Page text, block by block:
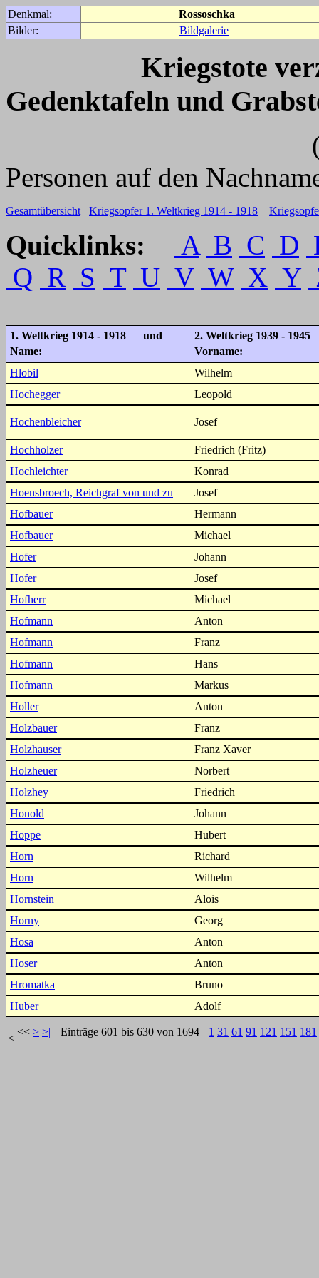
Denkmal:
Rossoschka
Bilder:
Bildgalerie
Kriegstote
Gedenktafeln und
(Für weitere
Personen auf den
Gesamtübersicht Kriegsopfer 1. Weltkrieg 1914 - 1918
Quicklinks: A B C D
Q R S T U V W X Y
1. Weltkrieg 1914 - 1918 und
2. Weltkrieg 1939 - 1945
Name:
Vorname:
Hlobil
Wilhelm
Hochegger
Leopold
Hochenbleicher Josef
Hochholzer
Friedrich (Fritz)
Hochleichter
Konrad
Hoensbroech, Reichgraf von und zu
Josef
Hofbauer
Hermann
Hofbauer
Michael
Hofer
Johann
Hofer
Josef
Hofherr
Michael
Hofmann
Anton
Hofmann
Franz
Hofmann
Hans
Hofmann
Markus
Holler
Anton
Holzbauer
Franz
Holzhauser
Franz Xaver
Holzheuer
Norbert
Holzhey
Friedrich
Honold
Johann
Hoppe
Hubert
Horn
Richard
Horn
Wilhelm
Hornstein
Alois
Horny
Georg
Hosa
Anton
Hoser
Anton
Hromatka
Bruno
Huber
Adolf
|
<
<< > >| Einträge 601 bis 630 von 1694 1 31 61 91 121 151 181